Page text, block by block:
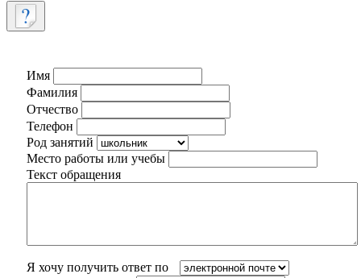
Имя
Фамилия
Отчество
Телефон
Род занятий
Место работы или учебы
Текст обращения
Я хочу получить ответ по